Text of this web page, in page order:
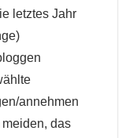
letztes Jahr
annehmen
das